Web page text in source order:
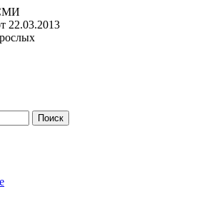
22.03.2013